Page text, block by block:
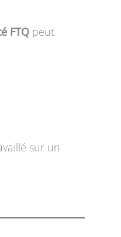
FTQ peut
sur un